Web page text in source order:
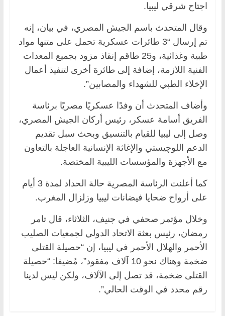
اجتاح شرقي ليبيا.
وقال المتحدث باسم الجيش المصري، في بيان، إنه
تم إرسال “3 طائرات عسكرية تحمل على متنها مواد
طبية وغذائية، و25 طاقم إنقاذ مزود بجميع المعدات
الفنية اللازمة، إضافة إلى طائرة أخرى لتنفيذ أعمال
الإخلاء الطبي للشهداء والمصابين”.
وأضاف المتحدث أن وفدًا عسكريًا مصريًا برئاسة
الفريق أسامة عسكر، رئيس أركان الجيش المصري،
وصل إلى ليبيا للقيام بالتنسيق وبحث سبل تقديم
الدعم اللوچيستي والإغاثة الإنسانية العاجلة بالتعاون
مع الأجهزة والمؤسسات الليبية المختصة.
كما أعلنت الرئاسة المصرية حالة الحداد لمدة 3 أيام
على أرواح ضحايا فيضانات ليبيا وزلزال المغرب.
وخلال مؤتمر صحفي في جنيف، الثلاثاء، قال تامر
رمضان، رئيس بعثة الاتحاد الدولي لجمعيات الصليب
الأحمر والهلال الأحمر في ليبيا، إن “حصيلة القتلى
ضخمة وهناك نحو 10 آلاف مفقود”، مُضيفا: “حصيلة
القتلى ضخمة، قد تصل إلى الآلاف، ولكن ليس لدينا
رقم محدد في الوقت الحالي”.